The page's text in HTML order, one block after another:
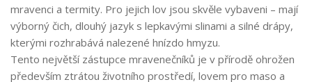
mravenci a termity. Pro jejich lov jsou skvěle vybaveni – mají
výborný čich, dlouhý jazyk s lepkavými slinami a silné drápy,
kterými rozhrabává nalezené hnízdo hmyzu.
Tento největší zástupce mravenečníků je v přírodě ohrožen
především ztrátou životního prostředí, lovem pro maso a